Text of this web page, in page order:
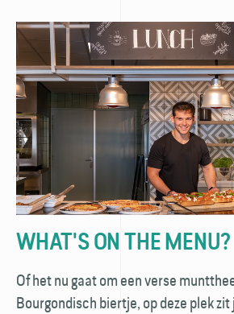
WHAT'S ON THE MENU?
Of het nu gaat om een verse
Bourgondisch biertje, op deze plek